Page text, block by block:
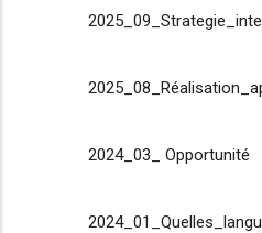
2024_03_ Opportunité